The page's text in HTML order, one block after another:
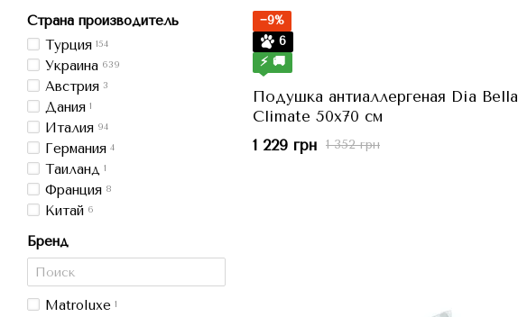
−9%
6
⚡ 🚚
Подушка антиаллергеная Dia Bella
Climate 50x70 см
1 352 грн
1 229 грн
Страна производитель
Турция 154
Украина 639
Австрия 3
Дания 1
Италия 94
Германия 4
Таиланд 1
Франция 8
Китай 6
Бренд
Matroluxe 1